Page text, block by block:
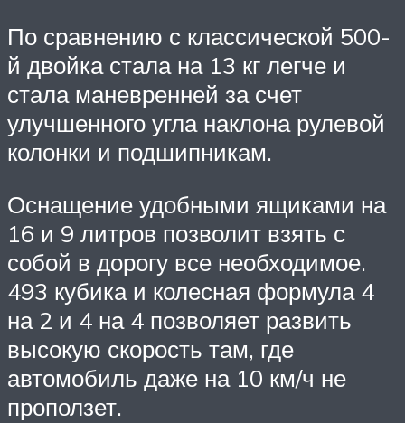
По сравнению с классической 500-
й двойка стала на 13 кг легче и
стала маневренней за счет
улучшенного угла наклона рулевой
колонки и подшипникам.
Оснащение удобными ящиками на
16 и 9 литров позволит взять с
собой в дорогу все необходимое.
493 кубика и колесная формула 4
на 2 и 4 на 4 позволяет развить
высокую скорость там, где
автомобиль даже на 10 км/ч не
проползет.